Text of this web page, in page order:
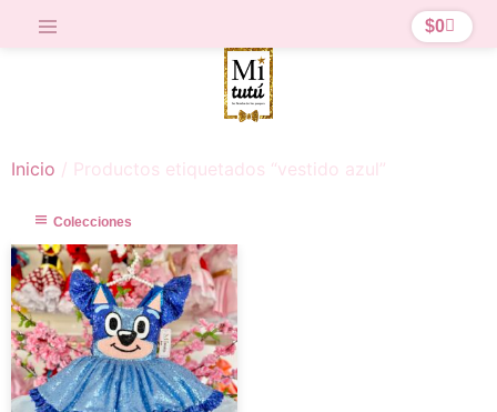
$0
Inicio / Productos etiquetados “vestido azul”
Colecciones